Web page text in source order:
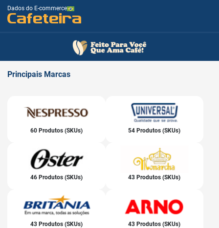
Dados do E-commerce
Cafeteira
Principais Marcas
60 Produtos (SKUs) 54 Produtos (SKUs)
46 Produtos (SKUs) 43 Produtos (SKUs)
43 Produtos (SKUs) 43 Produtos (SKUs)